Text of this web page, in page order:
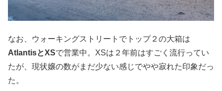
なお、ウォーキングストリートでトップ２の大箱は
AtlantisとXSで営業中。XSは２年前はすごく流行ってい
たが、現状嬢の数がまだ少ない感じでやや寂れた印象だっ
た。